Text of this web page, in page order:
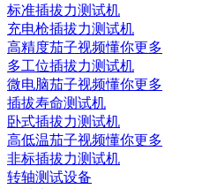
标准插拔力测试机
充电枪插拔力测试机
高精度茄子视频懂你更多
多工位插拔力测试机
微电脑茄子视频懂你更多
插拔寿命测试机
卧式插拔力测试机
高低温茄子视频懂你更多
非标插拔力测试机
转轴测试设备